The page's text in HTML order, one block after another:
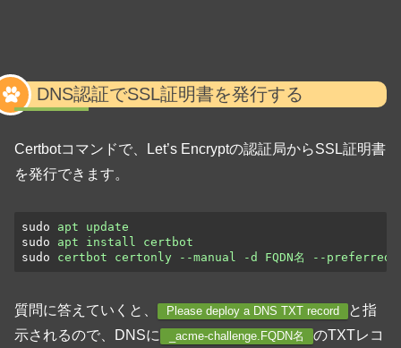
DNS認証でSSL証明書を発行する
Certbotコマンドで、Let’s Encryptの認証局からSSL証明書
を発行できます。
sudo
apt update
sudo
apt install certbot
sudo
certbot certonly --manual -d FQDN名 --preferred-
質問に答えていくと、 Please deploy a DNS TXT record
と指
示されるので、DNSに
_acme-challenge.FQDN名
のTXTレコ